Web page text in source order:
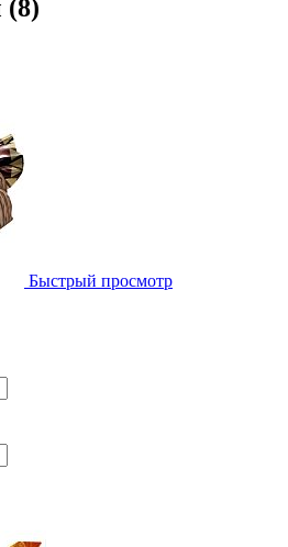
(8)
Быстрый просмотр